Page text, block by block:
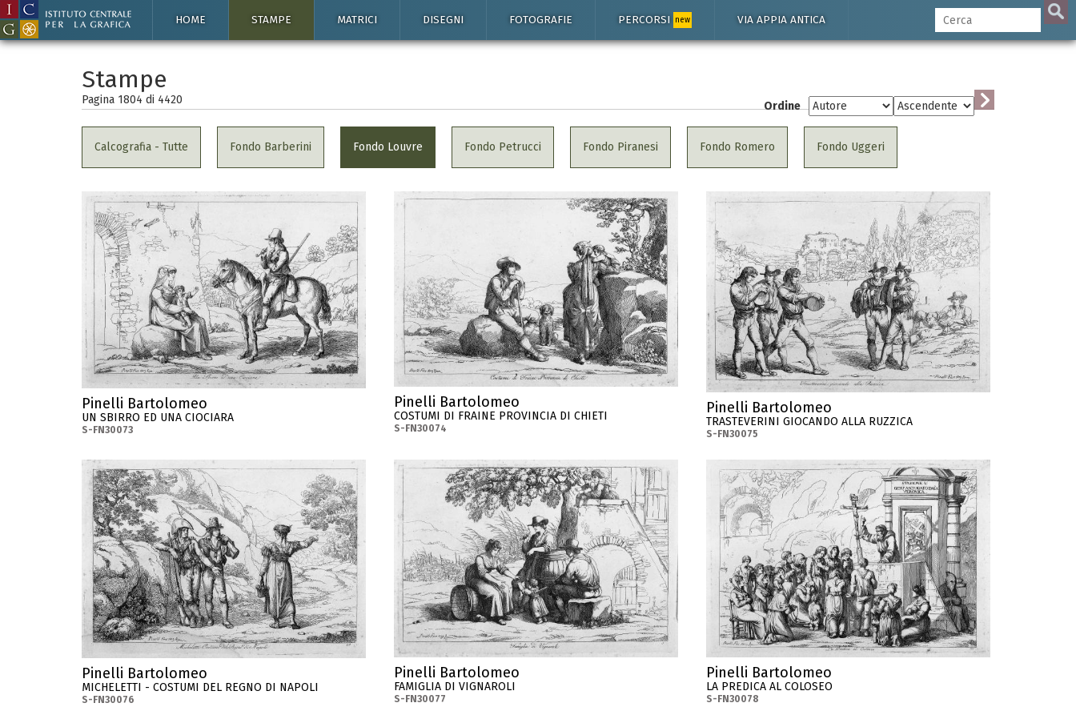
HOME STAMPE MATRICI DISEGNI FOTOGRAFIE PERCORSI new VIA APPIA ANTICA
Stampe
Pagina 1804 di 4420 Ordine
Calcografia - Tutte Fondo Barberini Fondo Louvre Fondo Petrucci Fondo Piranesi Fondo Romero Fondo Uggeri
Pinelli Bartolomeo
UN SBIRRO ED UNA CIOCIARA
S-FN30073
Pinelli Bartolomeo
COSTUMI DI FRAINE PROVINCIA DI CHIETI
S-FN30074
Pinelli Bartolomeo
TRASTEVERINI GIOCANDO ALLA RUZZICA
S-FN30075
Pinelli Bartolomeo
MICHELETTI - COSTUMI DEL REGNO DI NAPOLI
S-FN30076
Pinelli Bartolomeo
FAMIGLIA DI VIGNAROLI
S-FN30077
Pinelli Bartolomeo
LA PREDICA AL COLOSEO
S-FN30078